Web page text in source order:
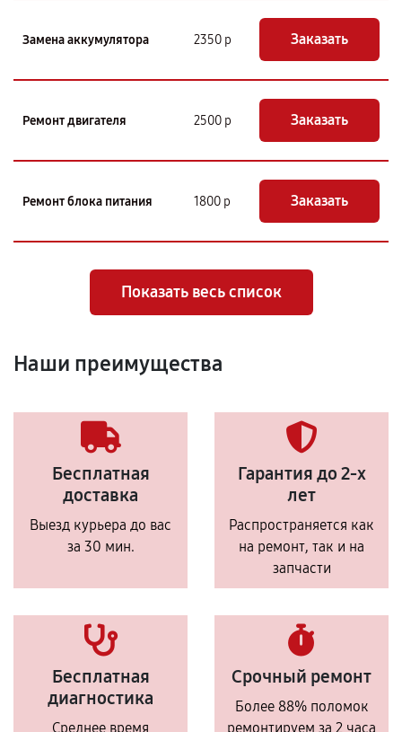
Замена аккумулятора 2350 р Заказать
Ремонт двигателя 2500 р Заказать
Ремонт блока питания 1800 р Заказать
Показать весь список
Наши преимущества
Бесплатная
доставка
Выезд курьера до вас
за 30 мин.
Гарантия до 2-х
лет
Распространяется как
на ремонт, так и на
запчасти
Бесплатная
диагностика
Среднее время
Срочный ремонт
Более 88% поломок
ремонтируем за 2 часа